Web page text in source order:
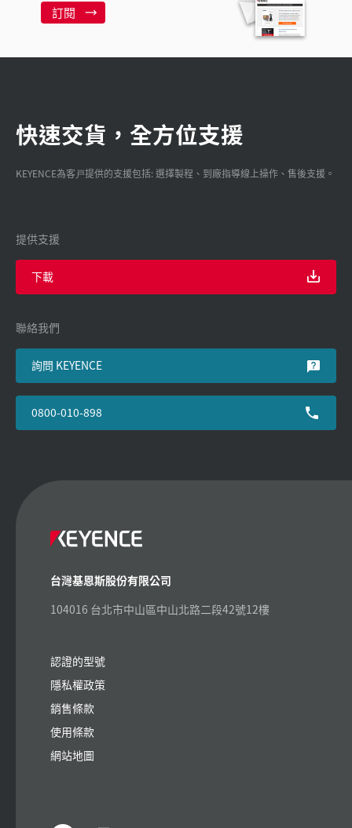
訂閱
快速交貨，全方位支援
KEYENCE為客戸提供的支援包括: 選擇製程、到廠指導線上操作、售後支援。
提供支援
下載
聯絡我們
詢問 KEYENCE
0800-010-898
台灣基恩斯股份有限公司
104016 台北市中山區中山北路二段42號12樓
認證的型號
隱私權政策
銷售條款
使用條款
網站地圖